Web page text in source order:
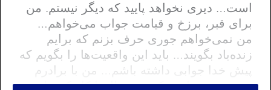
است… دیری نخواهد پایید که دیگر نیستم. من
برای قبر، برزخ و قیامت جواب می‌خواهم…
من نمی‌خواهم جوری حرف بزنم که برایم
زنده‌باد بگویند… باید این واقعیت‌ها را بگویم که
پیش خدا جوابی داشته باشم… من با برادرم
موسوی و برادرم کروبی سال‌ها کار کرده‌ام،